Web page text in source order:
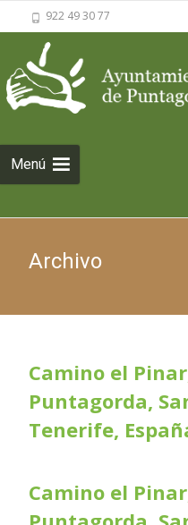
922 49 30 77
Menú
Saltar al
contenido
Archivo
Camino el
Puntagorda,
Tenerife,
Camino el